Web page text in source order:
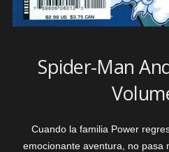
Spider-Man
Cuando la familia Power
emocionante aventura, no pasa